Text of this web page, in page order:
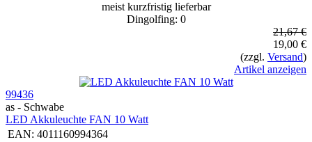
meist kurzfristig lieferbar
Dingolfing: 0
21,67 €
19,00 €
(zzgl. Versand)
Artikel anzeigen
99436
as - Schwabe
LED Akkuleuchte FAN 10 Watt
EAN: 4011160994364